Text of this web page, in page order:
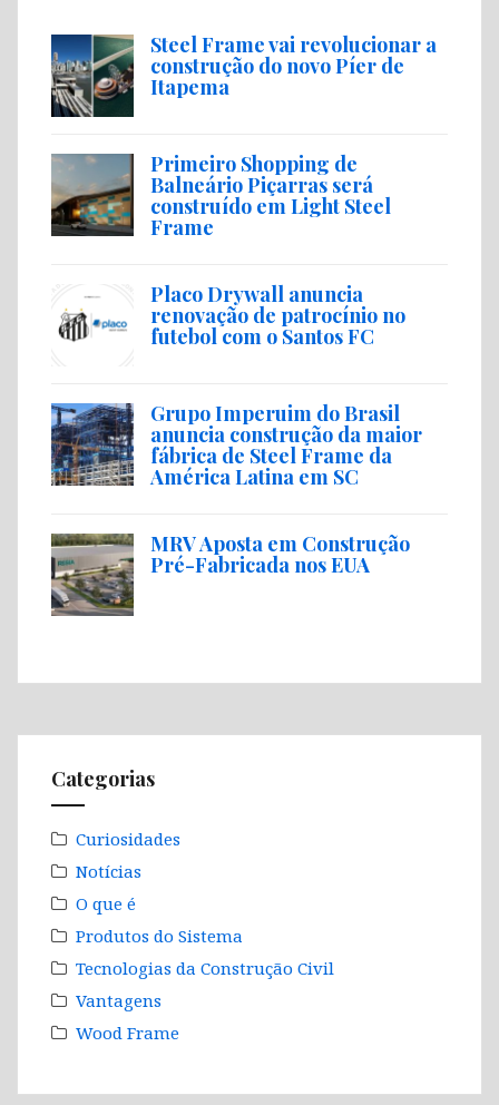
Steel Frame vai revolucionar a
construção do novo Píer de
Itapema
Primeiro Shopping de
Balneário Piçarras será
construído em Light Steel
Frame
Placo Drywall anuncia
renovação de patrocínio no
futebol com o Santos FC
Grupo Imperuim do Brasil
anuncia construção da maior
fábrica de Steel Frame da
América Latina em SC
MRV Aposta em Construção
Pré-Fabricada nos EUA
Categorias
Curiosidades
Notícias
O que é
Produtos do Sistema
Tecnologias da Construção Civil
Vantagens
Wood Frame